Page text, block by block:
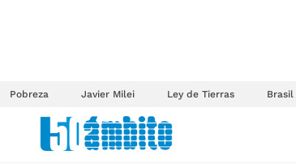
Pobreza Javier Milei Ley de Tierras Brasil